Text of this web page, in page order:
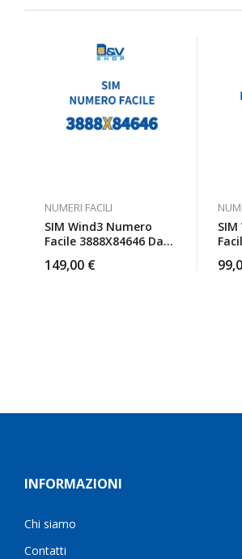
NUMERI FACILI
SIM Wind3 Numero
Facile 3888X84646 Da
149,00 €
INFORMAZIONI
Chi siamo
Contatti